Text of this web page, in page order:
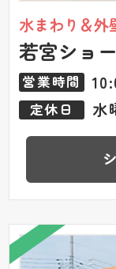
水まわり＆外
若宮ショ
営業時間
定休日 水